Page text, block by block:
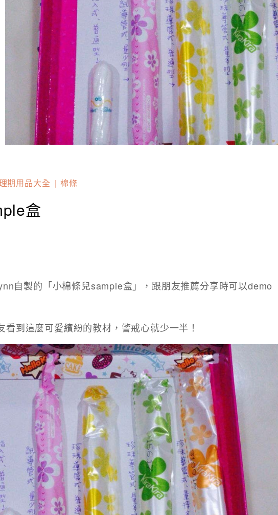
期用品大全 棉條
盒
自製的「小棉條兒sample盒」，跟朋友推薦分享時可以demo
看到這麼可愛繽紛的教材，警戒心就少一半！